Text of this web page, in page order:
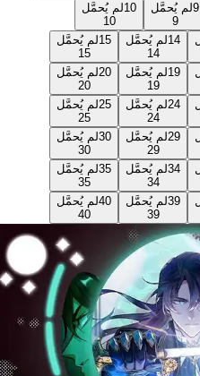
لم يُحمَّل
10لم يُحمَّل
10
14لم يُحمَّل
14
15لم يُحمَّل
15
19لم يُحمَّل
19
20لم يُحمَّل
20
24لم يُحمَّل
24
25لم يُحمَّل
25
29لم يُحمَّل
29
30لم يُحمَّل
30
34لم يُحمَّل
34
35لم يُحمَّل
35
39لم يُحمَّل
39
40لم يُحمَّل
40